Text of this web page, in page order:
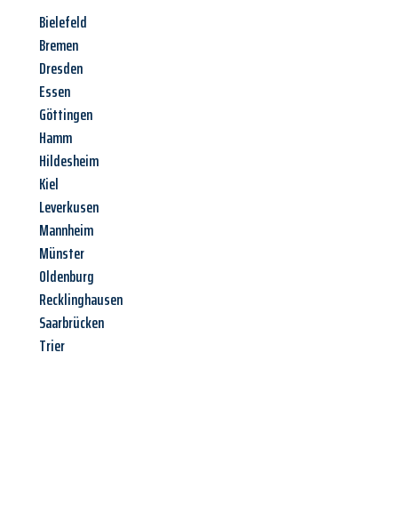
Bielefeld
Bremen
Dresden
Essen
Göttingen
Hamm
Hildesheim
Kiel
Leverkusen
Mannheim
Münster
Oldenburg
Recklinghausen
Saarbrücken
Trier